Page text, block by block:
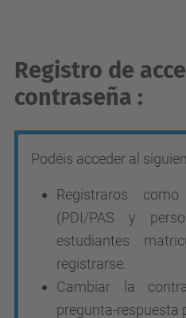
Registro de
contraseña :
Podéis acceder al
Registraros
(PDI/PAS y
estudiantes
registrarse.
Cambiar la
pregunta-respuesta